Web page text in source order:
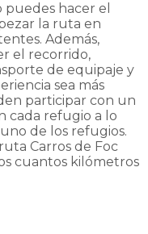
hacer el
la ruta en
Además,
el recorrido,
de equipaje y
sea más
participar con un
cada refugio a lo
de los refugios.
Carros de Foc
cuantos kilómetros